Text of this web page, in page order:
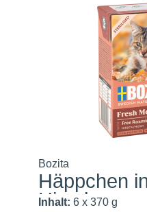
Bozita
Häppchen
Hirsch
Inhalt: 6 x 370 g